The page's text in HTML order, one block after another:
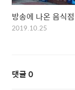
방송에 나온 음식
2019.10.25
댓글 0